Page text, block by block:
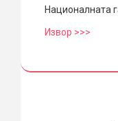
Националната
Извор >>>